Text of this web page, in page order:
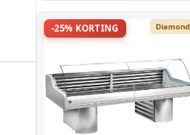
-25% KORTING Diamond